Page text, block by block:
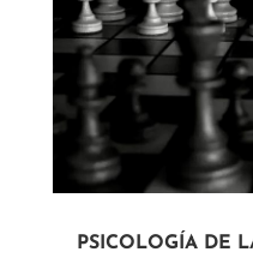
PSICOLOGÍA DE